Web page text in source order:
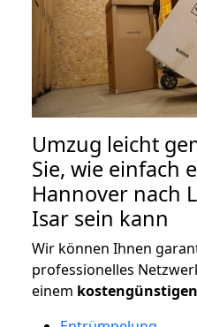
Umzug leicht
Sie, wie einfach
Hannover nach
Isar sein kann
Wir können Ihnen
professionelles
einem kostengünstigen